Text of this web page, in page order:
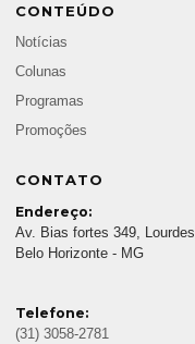
CONTEÚDO
Notícias
Colunas
Programas
Promoções
CONTATO
Endereço:
Av. Bias fortes 349, Lourdes,
Belo Horizonte - MG
Telefone:
(31) 3058-2781